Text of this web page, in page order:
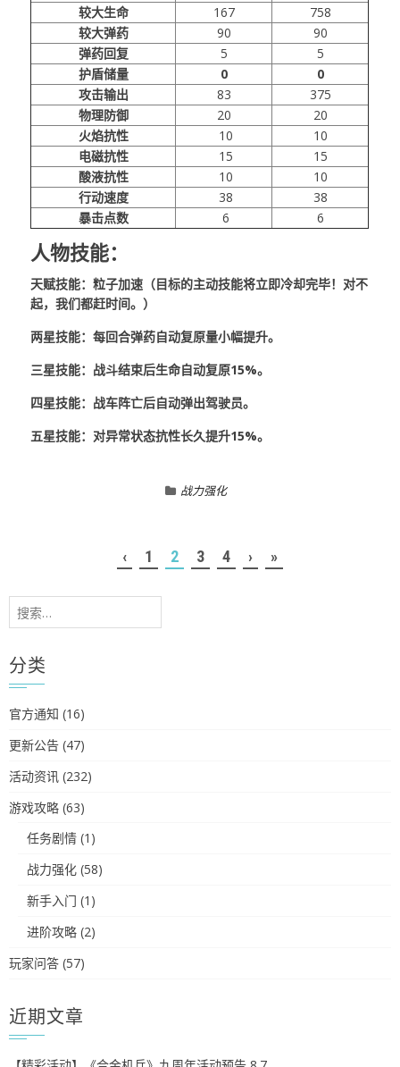
较大生命
167
758
较大弹药
90
90
弹药回复
5
5
护盾储量
0
0
攻击输出
83
375
物理防御
20
20
火焰抗性
10
10
电磁抗性
15
15
酸液抗性
10
10
行动速度
38
38
暴击点数
6 6
人物技能：
天赋技能：粒子加速（目标的主动技能将立即冷却完毕！对不
起，我们都赶时间。）
两星技能：每回合弹药自动复原量小幅提升。
三星技能：战斗结束后生命自动复原15%。
四星技能：战车阵亡后自动弹出驾驶员。
五星技能：对异常状态抗性长久提升15%。
战力强化
‹ 1 2 3 4 › »
搜
索：
分类
官方通知 (16)
更新公告 (47)
活动资讯 (232)
游戏攻略 (63)
任务剧情 (1)
战力强化 (58)
新手入门 (1)
进阶攻略 (2)
玩家问答 (57)
近期文章